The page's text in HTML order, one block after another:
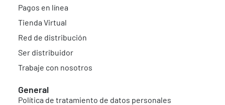
Pagos en línea
Tienda Virtual
Red de distribución
Ser distribuidor
Trabaje con nosotros
General
Política de tratamiento de datos personales